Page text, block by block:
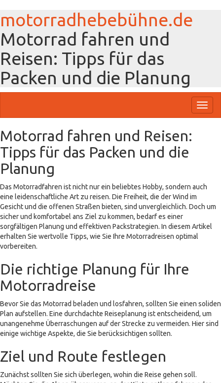
motorradhebebühne.de
Motorrad fahren und
Reisen: Tipps für das
Packen und die Planung
Motorrad fahren und Reisen:
Tipps für das Packen und die
Planung
Das Motorradfahren ist nicht nur ein beliebtes Hobby, sondern auch
eine leidenschaftliche Art zu reisen. Die Freiheit, die der Wind im
Gesicht und die offenen Straßen bieten, sind unvergleichlich. Doch um
sicher und komfortabel ans Ziel zu kommen, bedarf es einer
sorgfältigen Planung und effektiven Packstrategien. In diesem Artikel
erhalten Sie wertvolle Tipps, wie Sie Ihre Motorradreisen optimal
vorbereiten.
Die richtige Planung für Ihre
Motorradreise
Bevor Sie das Motorrad beladen und losfahren, sollten Sie einen soliden
Plan aufstellen. Eine durchdachte Reiseplanung ist entscheidend, um
unangenehme Überraschungen auf der Strecke zu vermeiden. Hier sind
einige wichtige Aspekte, die Sie berücksichtigen sollten.
Ziel und Route festlegen
Zunächst sollten Sie sich überlegen, wohin die Reise gehen soll.